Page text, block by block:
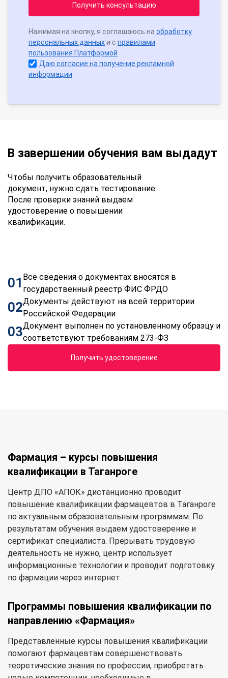
Получить консультацию
Нажимая на кнопку, я соглашаюсь на обработку
персональных данныхи с правилами
пользования Платформой
Даю согласие на получение рекламной
информации
В завершении обучения вам выдадут
Чтобы получить образовательный
документ, нужно сдать тестирование.
После проверки знаний выдаем
удостоверение о повышении
квалификации.
01 Все сведения о документах вносятся в
государственный реестр ФИС ФРДО
02Документы действуют на всей территории
Российской Федерации
03Документ выполнен по установленному образцу и
соответствуют требованиям 273-ФЗ
Получить удостоверение
Фармация – курсы повышения
квалификации в Таганроге
Центр ДПО «АПОК» дистанционно проводит
повышение квалификации фармацевтов в Таганроге
по актуальным образовательным программам. По
результатам обучения выдаем удостоверение и
сертификат специалиста. Прерывать трудовую
деятельность не нужно, центр использует
информационные технологии и проводит подготовку
по фармации через интернет.
Программы повышения квалификации по
направлению «Фармация»
Представленные курсы повышения квалификации
помогают фармацевтам совершенствовать
теоретические знания по профессии, приобретать